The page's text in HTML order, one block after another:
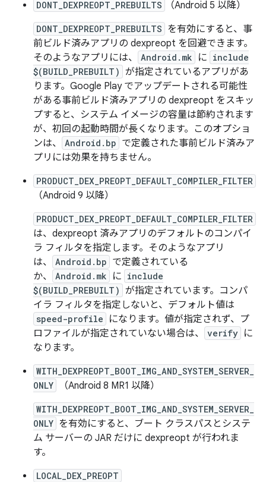
DONT_DEXPREOPT_PREBUILTS （Android 5 以降）
DONT_DEXPREOPT_PREBUILTS を有効にすると、事
前ビルド済みアプリの dexpreopt を回避できます。
そのようなアプリには、
Android.mk に include
$(BUILD_PREBUILT) が指定されているアプリがあ
ります。Google Play でアップデートされる可能性
がある事前ビルド済みアプリの dexpreopt をスキッ
プすると、システム イメージの容量は節約されます
が、初回の起動時間が長くなります。このオプショ
ンは、
Android.bp で定義された事前ビルド済みア
プリには効果を持ちません。
PRODUCT_DEX_PREOPT_DEFAULT_COMPILER_FILTER
（Android 9 以降）
PRODUCT_DEX_PREOPT_DEFAULT_COMPILER_FILTER
は、dexpreopt 済みアプリのデフォルトのコンパイ
ラ フィルタを指定します。そのようなアプリ
は、
Android.bp で定義されている
か、
Android.mk に include
$(BUILD_PREBUILT) が指定されています。コンパ
イラ フィルタを指定しないと、デフォルト値は
speed-profile
になります。値が指定されず、プ
ロファイルが指定されていない場合は、
verify に
なります。
WITH_DEXPREOPT_BOOT_IMG_AND_SYSTEM_SERVER_
ONLY
（Android 8 MR1 以降）
WITH_DEXPREOPT_BOOT_IMG_AND_SYSTEM_SERVER_
ONLY を有効にすると、ブート クラスパスとシステ
ム サーバーの JAR だけに dexpreopt が行われま
す。
LOCAL_DEX_PREOPT